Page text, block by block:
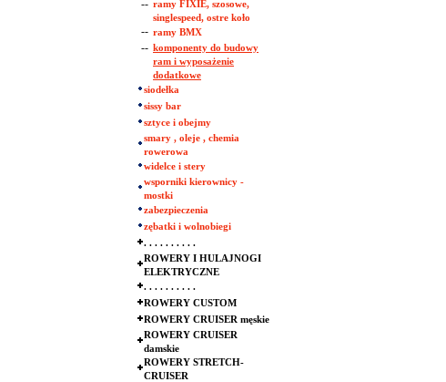
-- ramy FIXIE, szosowe,
singlespeed, ostre koło
-- ramy BMX
-- komponenty do budowy
ram i wyposażenie
dodatkowe
siodełka
sissy bar
sztyce i obejmy
smary , oleje , chemia
rowerowa
widelce i stery
wsporniki kierownicy -
mostki
zabezpieczenia
zębatki i wolnobiegi
. . . . . . . . . .
ROWERY I HULAJNOGI
ELEKTRYCZNE
. . . . . . . . . .
ROWERY CUSTOM
ROWERY CRUISER męskie
ROWERY CRUISER
damskie
ROWERY STRETCH-
CRUISER